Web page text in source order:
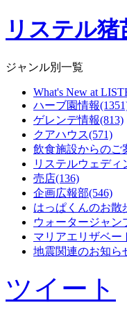
リステル
ジャンル別一覧
What's New at
ハーブ園情報
ゲレンデ情報(813)
クアハウス(571)
飲食施設からのご
リステルウェディ
売店(136)
企画広報部(546)
はっぱくんのお散
ウォータージャン
マリアエリザベー
地震関連のお知ら
ツイート